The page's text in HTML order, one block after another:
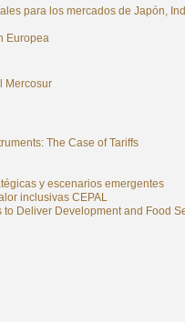
para los mercados de Japón,
Europea
Mercosur
The Case of Tariffs
y escenarios emergentes
inclusivas CEPAL
Deliver Development and Food